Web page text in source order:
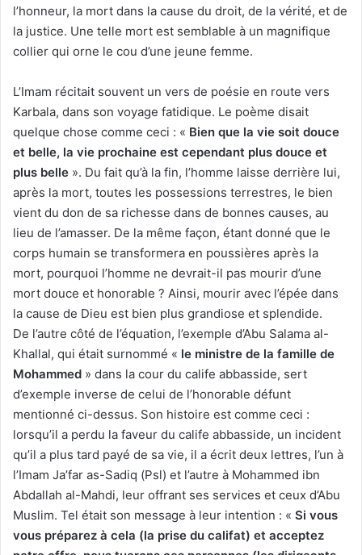
l’honneur, la mort dans la cause du droit, de la vérité, et de
la justice. Une telle mort est semblable à un magnifique
collier qui orne le cou d’une jeune femme.
L’Imam récitait souvent un vers de poésie en route vers
Karbala, dans son voyage fatidique. Le poème disait
quelque chose comme ceci : « Bien que la vie soit douce
et belle, la vie prochaine est cependant plus douce et
plus belle ». Du fait qu’à la fin, l’homme laisse derrière lui,
après la mort, toutes les possessions terrestres, le bien
vient du don de sa richesse dans de bonnes causes, au
lieu de l’amasser. De la même façon, étant donné que le
corps humain se transformera en poussières après la
mort, pourquoi l’homme ne devrait-il pas mourir d’une
mort douce et honorable ? Ainsi, mourir avec l’épée dans
la cause de Dieu est bien plus grandiose et splendide.
De l’autre côté de l’équation, l’exemple d’Abu Salama al-
Khallal, qui était surnommé « le ministre de la famille de
Mohammed » dans la cour du calife abbasside, sert
d’exemple inverse de celui de l’honorable défunt
mentionné ci-dessus. Son histoire est comme ceci :
lorsqu’il a perdu la faveur du calife abbasside, un incident
qu’il a plus tard payé de sa vie, il a écrit deux lettres, l’un à
l’Imam Ja’far as-Sadiq (Psl) et l’autre à Mohammed ibn
Abdallah al-Mahdi, leur offrant ses services et ceux d’Abu
Muslim. Tel était son message à leur intention : « Si vous
vous préparez à cela (la prise du califat) et acceptez